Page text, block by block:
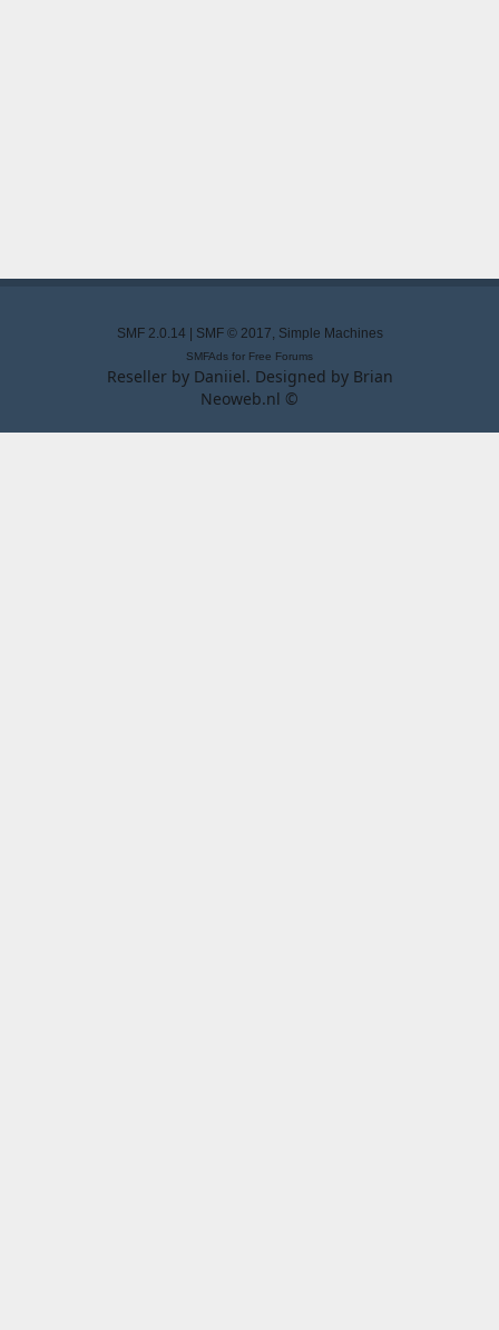
SMF 2.0.14 SMF © 2017, Simple Machines
SMFAds for Free Forums
Reseller by Daniiel. Designed by Brian
Neoweb.nl ©